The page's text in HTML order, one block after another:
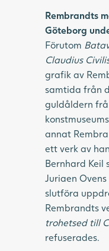
Rembrandts
Göteborg
Förutom
Claudius
grafik av
samtida från
guldåldern
annat
ett verk av
Bernhard Keil
Juriaen
slutföra
Rembrandts
trohetsed till
refuserades.